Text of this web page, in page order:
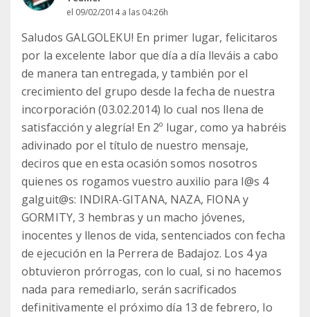
el 09/02/2014 a las 04:26h
Saludos GALGOLEKU! En primer lugar, felicitaros
por la excelente labor que día a día lleváis a cabo
de manera tan entregada, y también por el
crecimiento del grupo desde la fecha de nuestra
incorporación (03.02.2014) lo cual nos llena de
satisfacción y alegría! En 2º lugar, como ya habréis
adivinado por el título de nuestro mensaje,
deciros que en esta ocasión somos nosotros
quienes os rogamos vuestro auxilio para l@s 4
galguit@s: INDIRA-GITANA, NAZA, FIONA y
GORMITY, 3 hembras y un macho jóvenes,
inocentes y llenos de vida, sentenciados con fecha
de ejecución en la Perrera de Badajoz. Los 4 ya
obtuvieron prórrogas, con lo cual, si no hacemos
nada para remediarlo, serán sacrificados
definitivamente el próximo día 13 de febrero, lo